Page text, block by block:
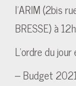
l’ARIM (2bis
BRESSE) à
L’ordre du
– Budget